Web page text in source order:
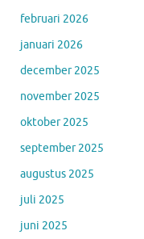
februari 2026
januari 2026
december 2025
november 2025
oktober 2025
september 2025
augustus 2025
juli 2025
juni 2025